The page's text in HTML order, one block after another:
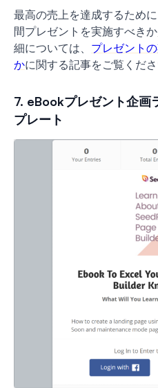
最高の売上を達成するため
間プレゼントを実施すべき
細については、 プレゼント
かに関する記事をご覧くださ
7. eBookプレゼント企画
プレート